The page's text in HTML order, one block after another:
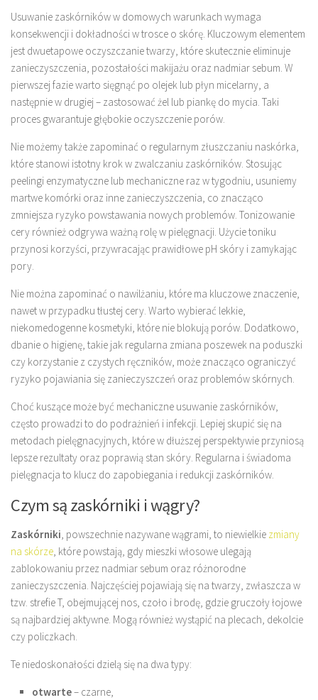
Usuwanie zaskórników w domowych warunkach wymaga
konsekwencji i dokładności w trosce o skórę. Kluczowym elementem
jest dwuetapowe oczyszczanie twarzy, które skutecznie eliminuje
zanieczyszczenia, pozostałości makijażu oraz nadmiar sebum. W
pierwszej fazie warto sięgnąć po olejek lub płyn micelarny, a
następnie w drugiej – zastosować żel lub piankę do mycia. Taki
proces gwarantuje głębokie oczyszczenie porów.
Nie możemy także zapominać o regularnym złuszczaniu naskórka,
które stanowi istotny krok w zwalczaniu zaskórników. Stosując
peelingi enzymatyczne lub mechaniczne raz w tygodniu, usuniemy
martwe komórki oraz inne zanieczyszczenia, co znacząco
zmniejsza ryzyko powstawania nowych problemów. Tonizowanie
cery również odgrywa ważną rolę w pielęgnacji. Użycie toniku
przynosi korzyści, przywracając prawidłowe pH skóry i zamykając
pory.
Nie można zapominać o nawilżaniu, które ma kluczowe znaczenie,
nawet w przypadku tłustej cery. Warto wybierać lekkie,
niekomedogenne kosmetyki, które nie blokują porów. Dodatkowo,
dbanie o higienę, takie jak regularna zmiana poszewek na poduszki
czy korzystanie z czystych ręczników, może znacząco ograniczyć
ryzyko pojawiania się zanieczyszczeń oraz problemów skórnych.
Choć kuszące może być mechaniczne usuwanie zaskórników,
często prowadzi to do podrażnień i infekcji. Lepiej skupić się na
metodach pielęgnacyjnych, które w dłuższej perspektywie przyniosą
lepsze rezultaty oraz poprawią stan skóry. Regularna i świadoma
pielęgnacja to klucz do zapobiegania i redukcji zaskórników.
Czym są zaskórniki i wągry?
Zaskórniki, powszechnie nazywane wągrami, to niewielkie zmiany
na skórze, które powstają, gdy mieszki włosowe ulegają
zablokowaniu przez nadmiar sebum oraz różnorodne
zanieczyszczenia. Najczęściej pojawiają się na twarzy, zwłaszcza w
tzw. strefie T, obejmującej nos, czoło i brodę, gdzie gruczoły łojowe
są najbardziej aktywne. Mogą również wystąpić na plecach, dekolcie
czy policzkach.
Te niedoskonałości dzielą się na dwa typy:
otwarte– czarne,